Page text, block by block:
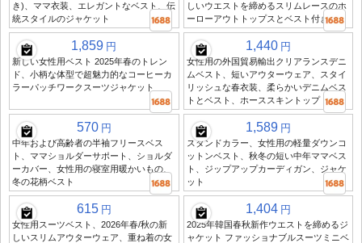
き)、ママ衣装、エレガントなベスト、伝
統スタイルのジャケット
しいウエストを締めるスリムレースのホ
ーローアウトトップスとベスト付き
1,859 円
新しい女性用ベスト 2025年春のトレン
ド、小柄な体型で超魅力的なコーヒーカ
ラーパッチワークスーツジャケット
1,440 円
女性用の外国貿易輸出クリアランスデニ
ムベスト、短いアウターウェア、スタイ
リッシュな春衣装、柔らかいデニムベス
トとベスト、ホーススキントップ
570 円
中年および高齢者の半袖フリースベス
ト、ママショルダーサポート、ショルダ
ーカバー、女性用の寝室用暖かいもの、
冬の花柄ベスト
1,589 円
スタンドカラー、女性用の軽量ダウンコ
ットンベスト、秋冬の短い中年ママベス
ト、ジップアップカーディガン、ジャケ
ット
615 円
女性用スーツベスト、2026年春/秋の新
しいスリムアウターウェア、重ね着の女
1,404 円
2025年韓国春秋新作ウエストを締めるジ
ャケット ファッショナブルスーツミニベ